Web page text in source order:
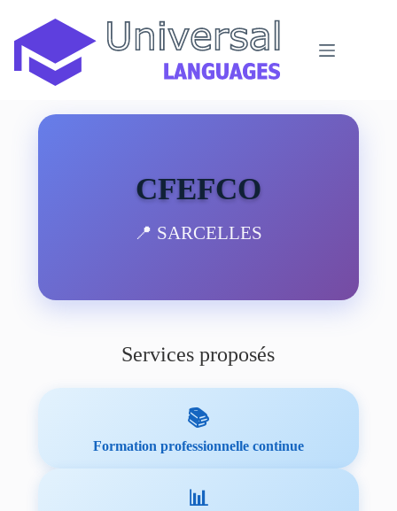
contenu
CFEFCO
📍 SARCELLES
Services proposés
📚
Formation professionnelle continue
📊